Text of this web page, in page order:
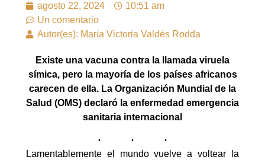
agosto 22, 2024
10:51 am
Un comentario
Autor(es): María Victoria Valdés Rodda
Existe una vacuna contra la llamada viruela
símica, pero la mayoría de los países africanos
carecen de ella. La Organización Mundial de la
Salud (OMS) declaró la enfermedad emergencia
sanitaria internacional
Lamentablemente el mundo vuelve a voltear la